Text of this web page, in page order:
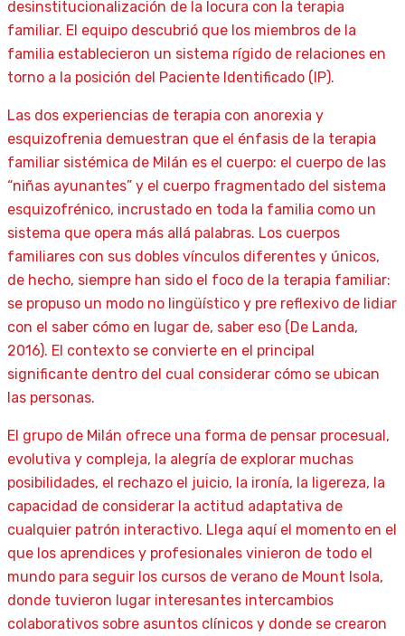
desinstitucionalización de la locura con la terapia
familiar. El equipo descubrió que los miembros de la
familia establecieron un sistema rígido de relaciones en
torno a la posición del Paciente Identificado (IP).
Las dos experiencias de terapia con anorexia y
esquizofrenia demuestran que el énfasis de la terapia
familiar sistémica de Milán es el cuerpo: el cuerpo de las
“niñas ayunantes” y el cuerpo fragmentado del sistema
esquizofrénico, incrustado en toda la familia como un
sistema que opera más allá palabras. Los cuerpos
familiares con sus dobles vínculos diferentes y únicos,
de hecho, siempre han sido el foco de la terapia familiar:
se propuso un modo no lingüístico y pre reflexivo de lidiar
con el saber cómo en lugar de, saber eso (De Landa,
2016). El contexto se convierte en el principal
significante dentro del cual considerar cómo se ubican
las personas.
El grupo de Milán ofrece una forma de pensar procesual,
evolutiva y compleja, la alegría de explorar muchas
posibilidades, el rechazo el juicio, la ironía, la ligereza, la
capacidad de considerar la actitud adaptativa de
cualquier patrón interactivo. Llega aquí el momento en el
que los aprendices y profesionales vinieron de todo el
mundo para seguir los cursos de verano de Mount Isola,
donde tuvieron lugar interesantes intercambios
colaborativos sobre asuntos clínicos y donde se crearon